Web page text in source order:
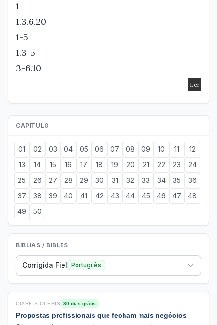
1
1.3.6.20
1-5
1.3-5
3-6.10
CAPÍTULO
01 02 03 04 05 06 07 08 09 10 11
12
13
14 15 16 17 18 19 20 21 22 23
24
25
26 27 28 29 30 31 32 33 34 35
36
37
38 39 40 41 42 43 44 45 46 47
48
49
50
BÍBLIAS / BIBLES
Corrigida Fiel Português
CIAREIS OPERIS 30 dias grátis
Propostas profissionais que fecham mais negócios